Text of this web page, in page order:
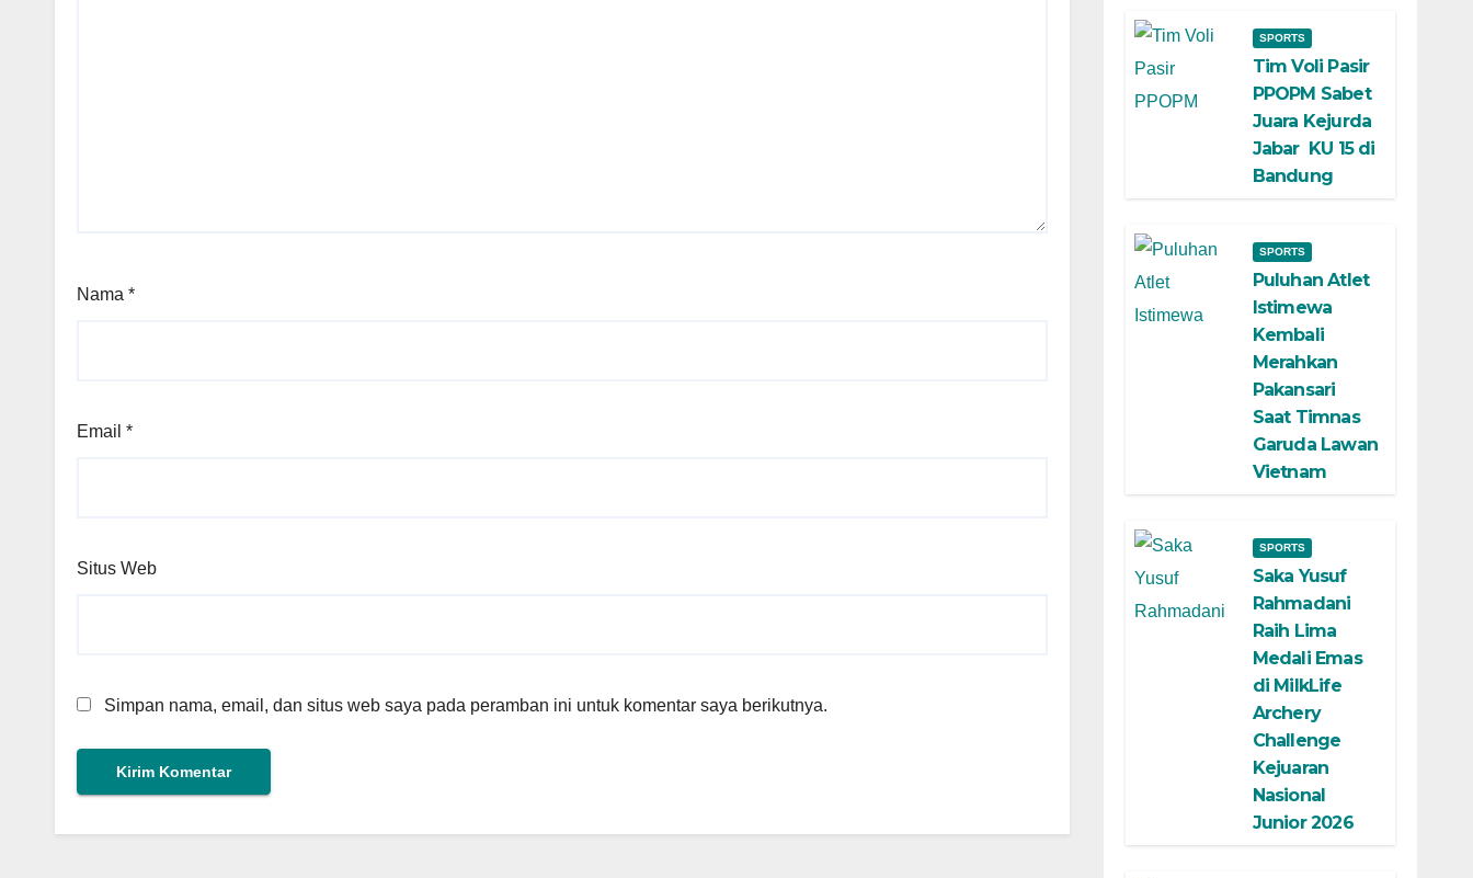
Nama *
Email *
Situs Web
Simpan nama, email, dan situs web saya pada peramban ini untuk komentar saya berikutnya.
SPORTS
Tim Voli Pasir
PPOPM Sabet
Juara Kejurda
Jabar KU 15 di
Bandung
SPORTS
Puluhan Atlet
Istimewa
Kembali
Merahkan
Pakansari
Saat Timnas
Garuda Lawan
Vietnam
SPORTS
Saka Yusuf
Rahmadani
Raih Lima
Medali Emas
di MilkLife
Archery
Challenge
Kejuaran
Nasional
Junior 2026